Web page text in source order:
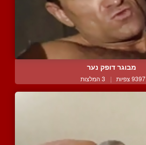
מבוגר דופק נער
9397 צפיות | 3 המלצות